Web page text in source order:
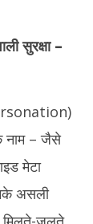
सुरक्षा–
नाम – जैसे
मेटा
असली